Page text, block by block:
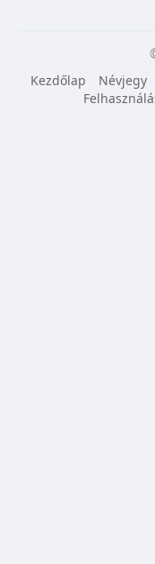
Kezdőlap
Névjegy